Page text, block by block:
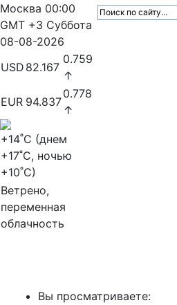
Москва 00:00
GMT +3 Суббота
08-08-2026
USD 82.167
0.759
↑
EUR 94.837
0.778
↑
+14˚C (днем
+17˚C, ночью
+10˚C)
Ветрено,
переменная
облачность
Вы просматриваете: